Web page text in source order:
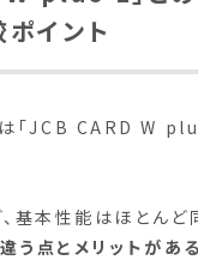
イント
「JCB CARD W
基本性能はほとんど
う点とメリットがある